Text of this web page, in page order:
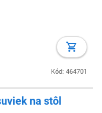
Kód: 464701
na stôl